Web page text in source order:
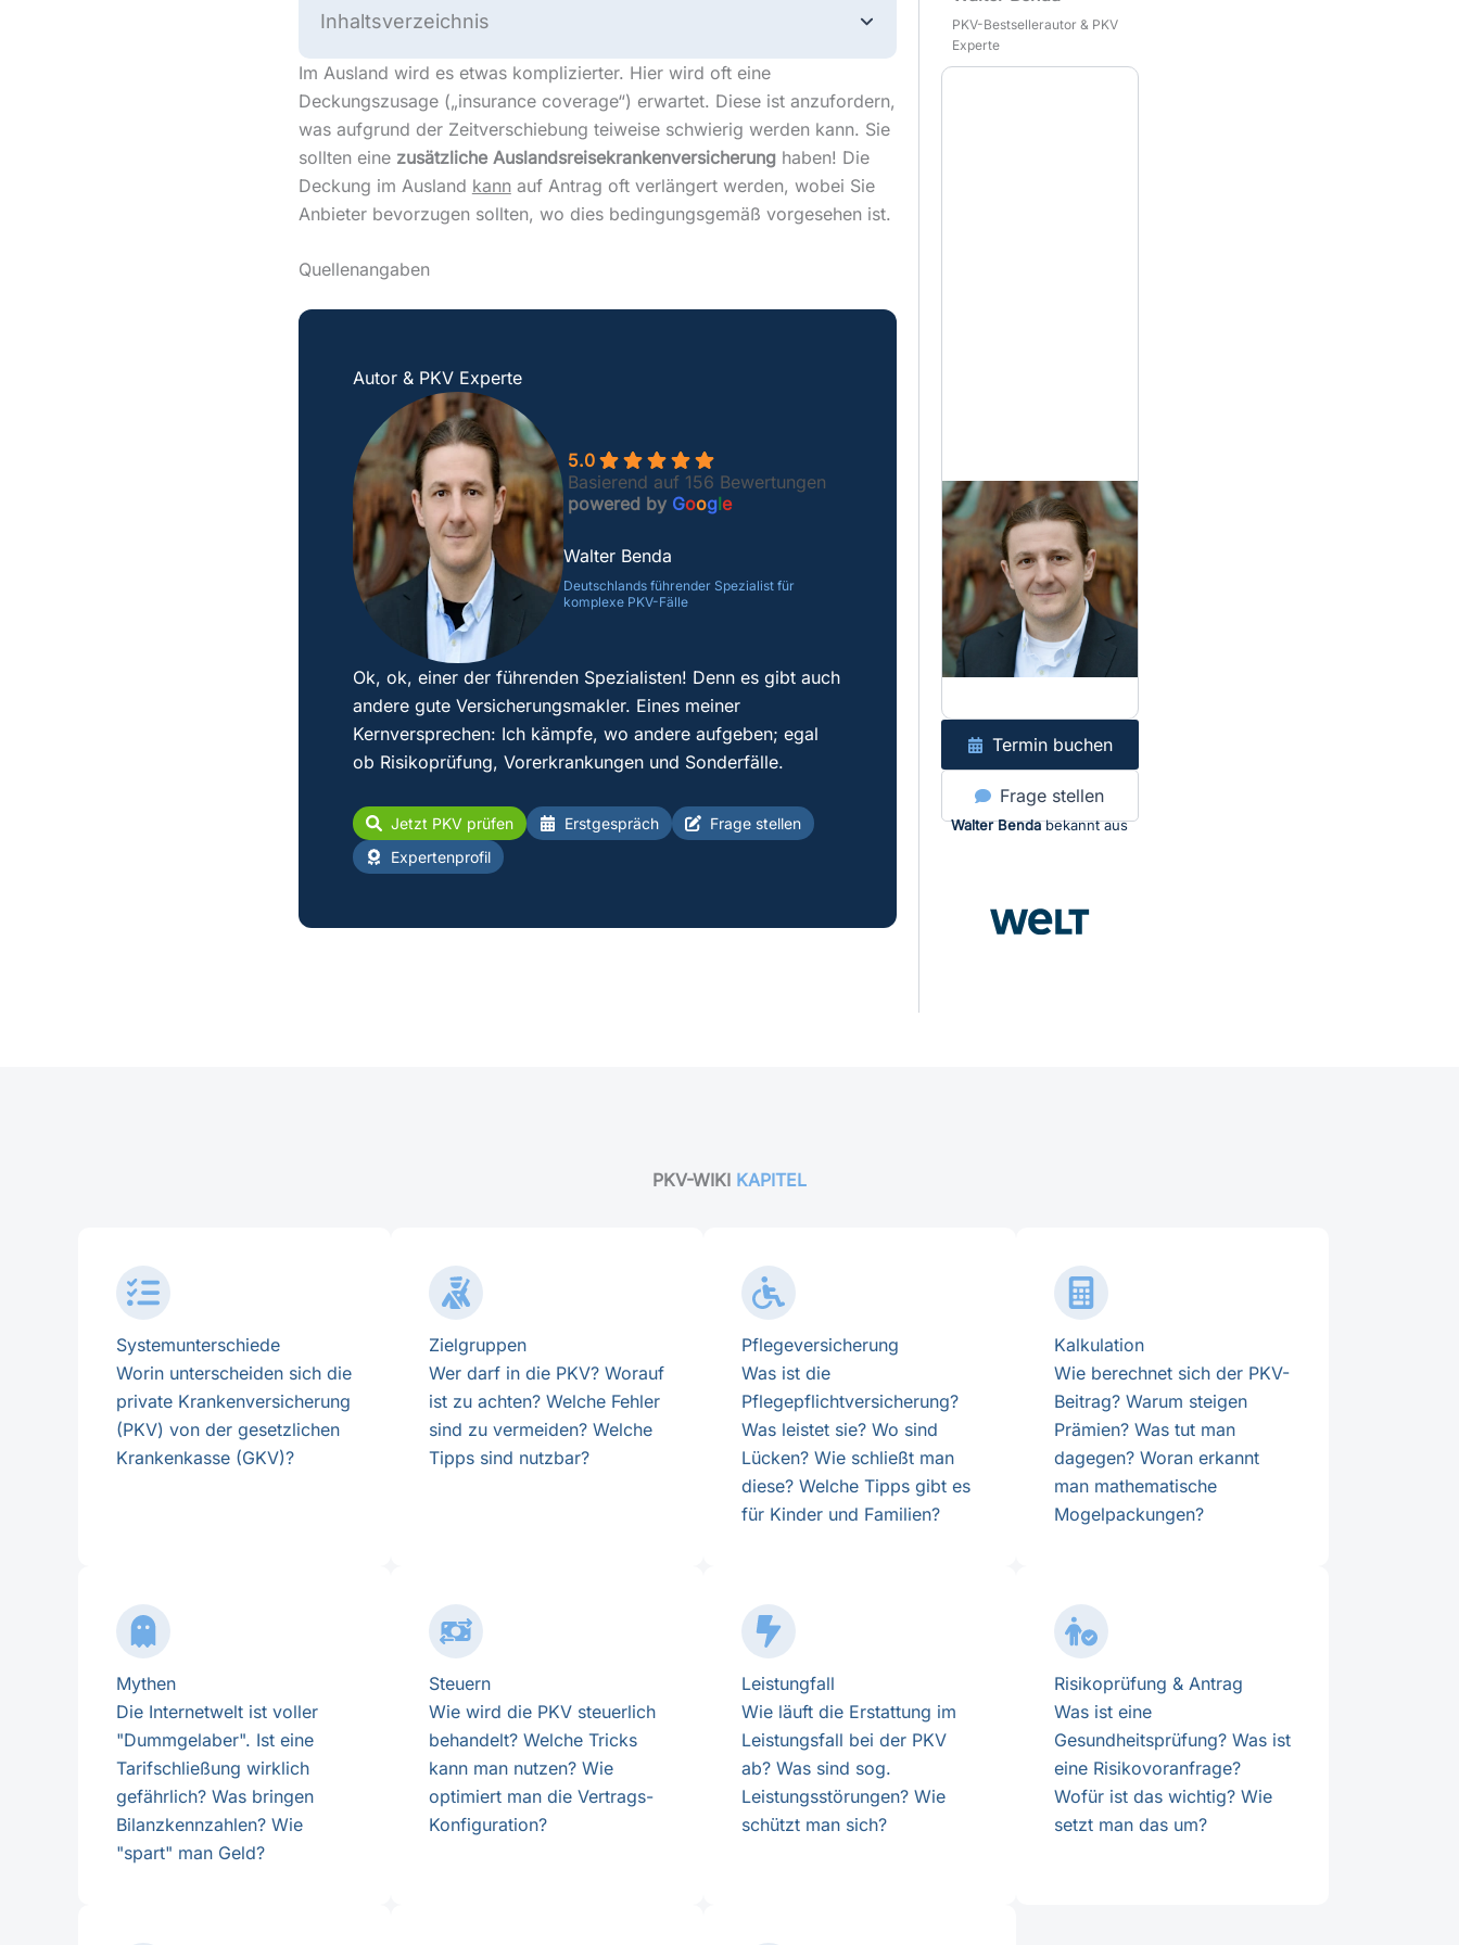
Inhaltsverzeichnis
Im Ausland wird es etwas komplizierter. Hier wird oft eine
Deckungszusage („insurance coverage“) erwartet. Diese ist anzufordern,
was aufgrund der Zeitverschiebung teiweise schwierig werden kann. Sie
sollten eine zusätzliche Auslandsreisekrankenversicherunghaben! Die
Deckung im Ausland kannauf Antrag oft verlängert werden, wobei Sie
Anbieter bevorzugen sollten, wo dies bedingungsgemäß vorgesehen ist.
Quellenangaben
Autor & PKV Experte
5.0
Basierend auf 156 Bewertungen
powered by Google
Walter Benda
Deutschlands führender Spezialist für
komplexe PKV-Fälle
Ok, ok, einer der führenden Spezialisten! Denn es gibt auch
andere gute Versicherungsmakler. Eines meiner
Kernversprechen: Ich kämpfe, wo andere aufgeben; egal
ob Risikoprüfung, Vorerkrankungen und Sonderfälle.
Jetzt PKV prüfen Erstgespräch
Frage stellen
Expertenprofil
PKV-Bestsellerautor & PKV
Experte
Termin buchen
Frage stellen
Walter Bendabekannt aus
PKV-WIKI KAPITEL
Systemunterschiede
Worin unterscheiden sich die
private Krankenversicherung
(PKV) von der gesetzlichen
Krankenkasse (GKV)?
Zielgruppen
Wer darf in die PKV? Worauf
ist zu achten? Welche Fehler
sind zu vermeiden? Welche
Tipps sind nutzbar?
Pflegeversicherung
Was ist die
Pflegepflichtversicherung?
Was leistet sie? Wo sind
Lücken? Wie schließt man
diese? Welche Tipps gibt es
für Kinder und Familien?
Kalkulation
Wie berechnet sich der PKV-
Beitrag? Warum steigen
Prämien? Was tut man
dagegen? Woran erkannt
man mathematische
Mogelpackungen?
Mythen
Die Internetwelt ist voller
"Dummgelaber". Ist eine
Tarifschließung wirklich
gefährlich? Was bringen
Bilanzkennzahlen? Wie
"spart" man Geld?
Steuern
Wie wird die PKV steuerlich
behandelt? Welche Tricks
kann man nutzen? Wie
optimiert man die Vertrags-
Konfiguration?
Leistungfall
Wie läuft die Erstattung im
Leistungsfall bei der PKV
ab? Was sind sog.
Leistungsstörungen? Wie
schützt man sich?
Risikoprüfung & Antrag
Was ist eine
Gesundheitsprüfung? Was ist
eine Risikovoranfrage?
Wofür ist das wichtig? Wie
setzt man das um?